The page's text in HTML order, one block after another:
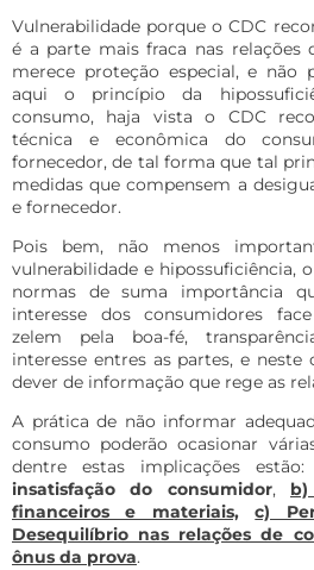
Vulnerabilidade porque o CDC
é a parte mais fraca nas relações
merece proteção especial, e não
aqui o princípio da
consumo, haja vista o CDC
técnica e econômica do
fornecedor, de tal forma que tal
medidas que compensem a
e fornecedor.
Pois bem, não menos
vulnerabilidade e hipossuficiência,
normas de suma importância
interesse dos consumidores
zelem pela boa-fé,
interesse entres as partes, e neste
dever de informação que rege as
A prática de não informar
consumo poderão ocasionar
dentre estas implicações
insatisfação do consumidor,
financeiros e materiais,
c)
Desequilíbrio nas relações de
ônus da prova.